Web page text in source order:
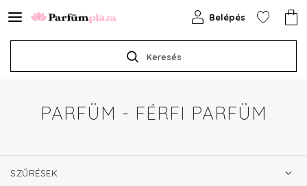
Keresés
Belépés
PARFÜM - FÉRFI PARFÜM
SZŰRÉSEK